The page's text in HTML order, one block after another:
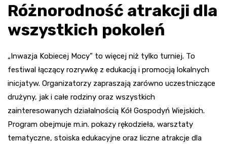
Różnorodność atrakcji dla
wszystkich pokoleń
„Inwazja Kobiecej Mocy” to więcej niż tylko turniej. To
festiwal łączący rozrywkę z edukacją i promocją lokalnych
inicjatyw. Organizatorzy zapraszają zarówno uczestniczące
drużyny, jak i całe rodziny oraz wszystkich
zainteresowanych działalnością Kół Gospodyń Wiejskich.
Program obejmuje m.in. pokazy rękodzieła, warsztaty
tematyczne, stoiska edukacyjne oraz liczne atrakcje dla